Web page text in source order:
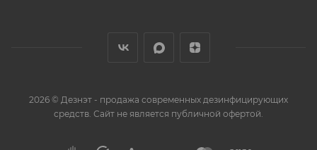
2026 © Дезнэт - продажа современных дезинфицирующих
средств. Сайт не является публичной офертой.